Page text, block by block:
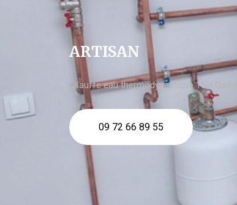
ARTISAN
chauffe eau thermodynamique 150l Gaillon
09 72 66 89 55